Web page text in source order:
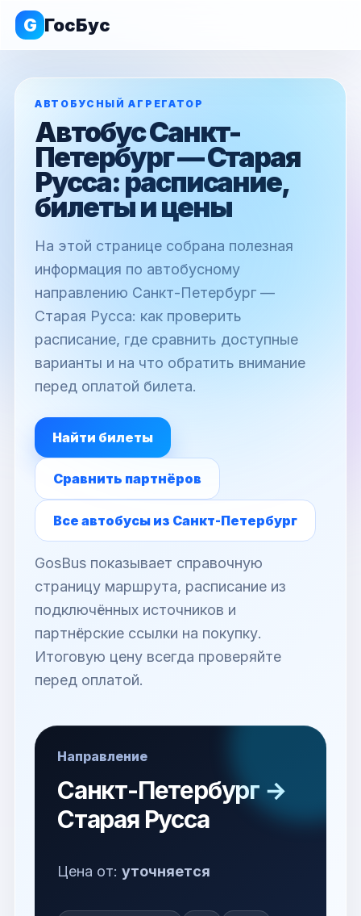
G ГосБус
АВТОБУСНЫЙ АГРЕГАТОР
Автобус Санкт-
Петербург — Старая
Русса: расписание,
билеты и цены
На этой странице собрана полезная
информация по автобусному
направлению Санкт-Петербург —
Старая Русса: как проверить
расписание, где сравнить доступные
варианты и на что обратить внимание
перед оплатой билета.
Найти билеты
Сравнить партнёров
Все автобусы из Санкт-Петербург
GosBus показывает справочную
страницу маршрута, расписание из
подключённых источников и
партнёрские ссылки на покупку.
Итоговую цену всегда проверяйте
перед оплатой.
Направление
Санкт-Петербург →
Старая Русса
Цена от: уточняется